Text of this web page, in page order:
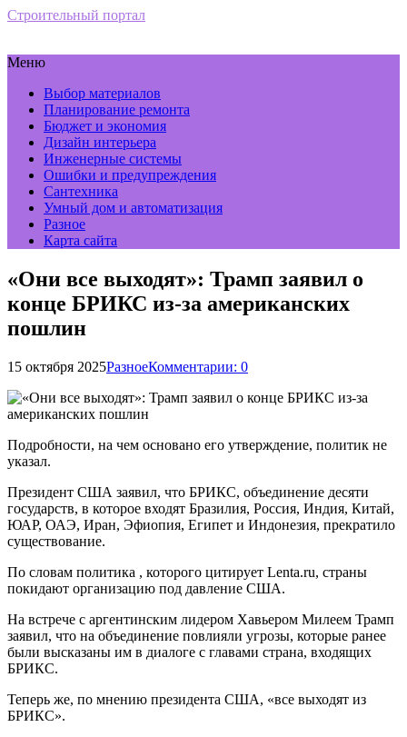
Строительный портал
Меню
Выбор материалов
Планирование ремонта
Бюджет и экономия
Дизайн интерьера
Инженерные системы
Ошибки и предупреждения
Сантехника
Умный дом и автоматизация
Разное
Карта сайта
«Они все выходят»: Трамп заявил о
конце БРИКС из-за американских
пошлин
15 октября 2025РазноеКомментарии: 0
Подробности, на чем основано его утверждение, политик не
указал.
Президент США заявил, что БРИКС, объединение десяти
государств, в которое входят Бразилия, Россия, Индия, Китай,
ЮАР, ОАЭ, Иран, Эфиопия, Египет и Индонезия, прекратило
существование.
По словам политика , которого цитирует Lenta.ru, страны
покидают организацию под давление США.
На встрече с аргентинским лидером Хавьером Милеем Трамп
заявил, что на объединение повлияли угрозы, которые ранее
были высказаны им в диалоге с главами страна, входящих
БРИКС.
Теперь же, по мнению президента США, «все выходят из
БРИКС».